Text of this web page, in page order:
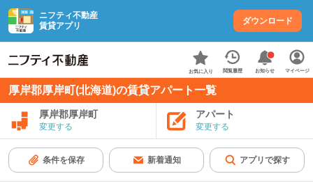
ニフティ不動産
賃貸アプリ
ダウンロード
お気に入り 閲覧履歴 お知らせ マイページ
厚岸郡厚岸町(北海道)の賃貸アパート一覧
厚岸郡厚岸町
変更する
アパート
変更する
条件を保存 新着通知 アプリで探す